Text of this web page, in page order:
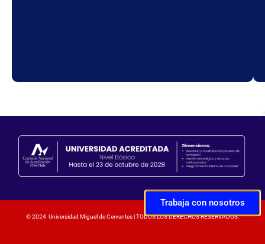
© 2024 Universidad Miguel de Cervantes | TODOS LOS DERECHOS RESERVADOS.
Trabaja con nosotros